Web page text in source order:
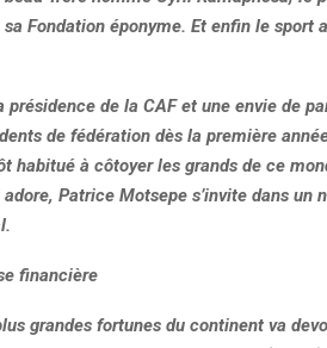
Fondation éponyme. Et enfin le sport
présidence de la CAF et une envie de
de fédération dès la première
habitué à côtoyer les grands de ce
adore, Patrice Motsepe s’invite dans un
financière
grandes fortunes du continent va